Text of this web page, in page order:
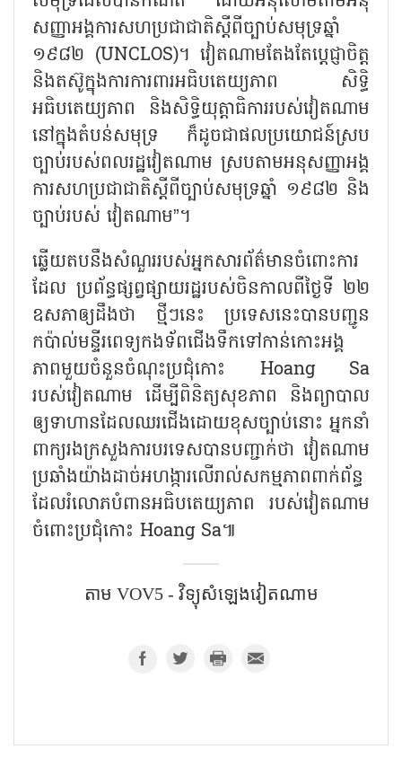
សញ្ញាអង្គការសហប្រជាជាតិស្តីពីច្បាប់សមុទ្រឆ្នាំ
១៩៨២ (UNCLOS)។ វៀតណាមតែងតែប្តេជ្ញាចិត្ត
និងតស៊ូក្នុងការការពារអធិបតេយ្យភាព សិទ្ធិ
អធិបតេយ្យភាព និងសិទ្ធិយុត្តាធិការរបស់វៀតណាម
នៅក្នុងតំបន់សមុទ្រ ក៏ដូចជាផលប្រយោជន៍ស្រប
ច្បាប់របស់ពលរដ្ឋវៀតណាម ស្របតាមអនុសញ្ញាអង្គ
ការសហប្រជាជាតិស្តីពីច្បាប់សមុទ្រឆ្នាំ ១៩៨២ និង
ច្បាប់របស់ វៀតណាម”។
ឆ្លើយតបនឹងសំណួររបស់អ្នកសារព័ត៌មានចំពោះការ
ដែល ប្រព័ន្ធផ្សព្វផ្សាយរដ្ឋរបស់ចិនកាលពីថ្ងៃទី ២២
ឧសភាឲ្យដឹងថា ថ្មីៗនេះ ប្រទេសនេះបានបញ្ជូន
កប៉ាល់មន្ទីរពេទ្យកងទ័ពជើងទឹកទៅកាន់កោះអង្គ
ភាពមួយចំនួនចំណុះប្រជុំកោះ Hoang Sa
របស់វៀតណាម ដើម្បីពិនិត្យសុខភាព និងព្យាបាល
ឲ្យទាហានដែលឈរជើងដោយខុសច្បាប់នោះ អ្នកនាំ
ពាក្យរងក្រសួងការបរទេសបានបញ្ជាក់ថា វៀតណាម
ប្រឆាំងយ៉ាងដាច់អហង្ការលើរាល់សកម្មភាពពាក់ព័ន្ធ
ដែលរំលោភបំពានអធិបតេយ្យភាព របស់វៀតណាម
ចំពោះប្រជុំកោះ Hoang Sa៕
តាម VOV5 - វិទ្យុសំឡេង​វៀតណាម